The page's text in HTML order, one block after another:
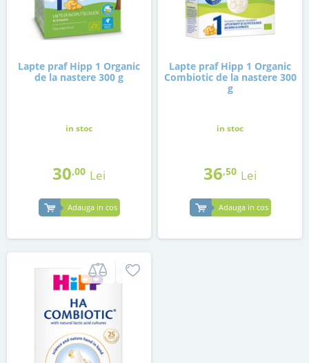
Lapte praf Hipp 1 Organic
de la nastere 300 g
in stoc
30,00 Lei
Adauga in cos
Lapte praf Hipp 1 Organic
Combiotic de la nastere 300
g
in stoc
36,50 Lei
Adauga in cos